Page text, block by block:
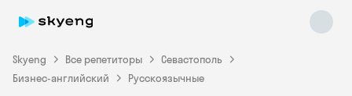
Skyeng Все репетиторы
Севастополь
Бизнес-английский
Русскоязычные